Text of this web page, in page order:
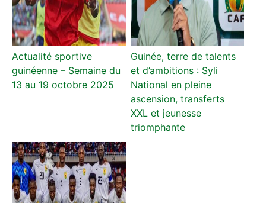
Actualité sportive
guinéenne – Semaine du
13 au 19 octobre 2025
Guinée, terre de talents
et d’ambitions : Syli
National en pleine
ascension, transferts
XXL et jeunesse
triomphante